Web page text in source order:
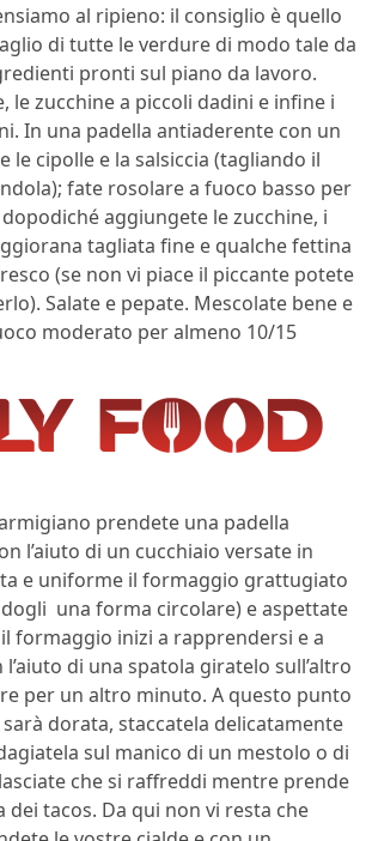
al ripieno: il consiglio è quello
di tutte le verdure di modo tale da
pronti sul piano da lavoro.
le zucchine a piccoli dadini e infine i
In una padella antiaderente con un
le cipolle e la salsiccia (tagliando il
fate rosolare a fuoco basso per
aggiungete le zucchine, i
tagliata fine e qualche fettina
(se non vi piace il piccante potete
Salate e pepate. Mescolate bene e
moderato per almeno 10/15
prendete una padella
l’aiuto di un cucchiaio versate in
e uniforme il formaggio grattugiato
una forma circolare) e aspettate
formaggio inizi a rapprendersi e a
di una spatola giratelo sull’altro
per un altro minuto. A questo punto
dorata, staccatela delicatamente
sul manico di un mestolo o di
che si raffreddi mentre prende
dei tacos. Da qui non vi resta che